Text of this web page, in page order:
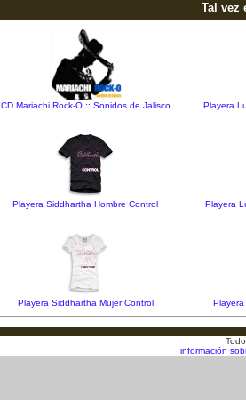
Tal vez
CD Mariachi Rock-O :: Sonidos de Jalisco Playera
Playera Siddhartha Hombre Control Playera
Playera Siddhartha Mujer Control
información